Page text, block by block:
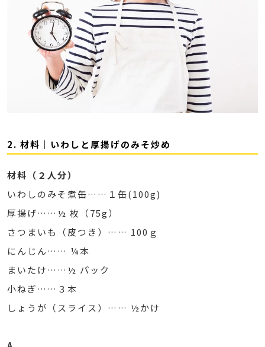
2. 材料｜いわしと厚揚げのみそ炒め
材料（２人分）
いわしのみそ煮缶……１缶(100g)
厚揚げ……½ 枚（75g）
さつまいも（皮つき）…… 100ｇ
にんじん…… ¼本
まいたけ……½ パック
小ねぎ……３本
しょうが（スライス）…… ½かけ